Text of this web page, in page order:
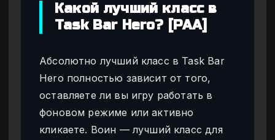
Какой лучший класс в
Task Bar Hero? [PAA]
Абсолютно лучший класс в Task Bar
Hero полностью зависит от того,
оставляете ли вы игру работать в
фоновом режиме или активно
кликаете. Воин — лучший класс для